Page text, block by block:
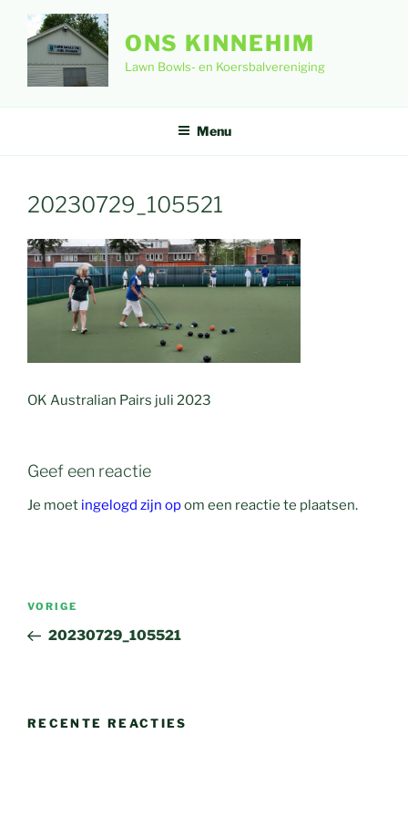
inhoud
ONS KINNEHIM
Lawn Bowls- en Koersbalvereniging
Menu
20230729_105521
OK Australian Pairs juli 2023
Geef een reactie
Je moet ingelogd zijn opom een reactie te plaatsen.
Bericht
Vorig
bericht
VORIGE
20230729_105521
RECENTE REACTIES